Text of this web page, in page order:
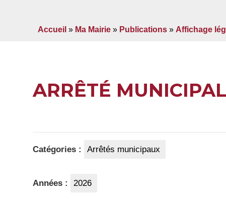
Accueil » Ma Mairie » Publications » Affichage
ARRÊTÉ
Catégories : Arrêtés municipaux
Années : 2026